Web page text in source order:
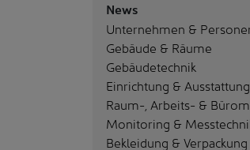
News
Unternehmen &
Gebäude & Räume
Gebäudetechnik
Einrichtung & Ausstattung
Raum-, Arbeits- &
Monitoring &
Bekleidung &